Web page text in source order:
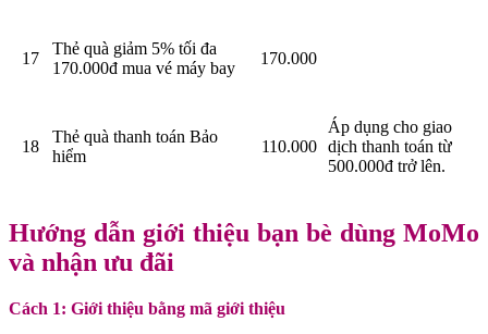
17
Thẻ quà giảm 5% tối đa
170.000đ mua vé máy bay
170.000
18
Thẻ quà thanh toán Bảo
hiểm
110.000
Áp dụng cho giao
dịch thanh toán từ
500.000đ trở lên.
Hướng dẫn giới thiệu bạn bè dùng MoMo
và nhận ưu đãi
Cách 1: Giới thiệu bằng mã giới thiệu